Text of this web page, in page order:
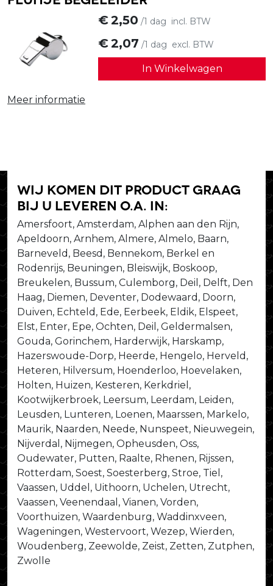
€2,50 /1 dag incl. BTW
€2,07 /1 dag excl. BTW
In Winkelwagen
Meer informatie
Wij komen dit product graag
bij u leveren o.a. in:
Amersfoort, Amsterdam, Alphen aan den Rijn,
Apeldoorn, Arnhem, Almere, Almelo, Baarn,
Barneveld, Beesd, Bennekom, Berkel en
Rodenrijs, Beuningen, Bleiswijk, Boskoop,
Breukelen, Bussum, Culemborg, Deil, Delft, Den
Haag, Diemen, Deventer, Dodewaard, Doorn,
Duiven, Echteld, Ede, Eerbeek, Eldik, Elspeet,
Elst, Enter, Epe, Ochten, Deil, Geldermalsen,
Gouda, Gorinchem, Harderwijk, Harskamp,
Hazerswoude-Dorp, Heerde, Hengelo, Herveld,
Heteren, Hilversum, Hoenderloo, Hoevelaken,
Holten, Huizen, Kesteren, Kerkdriel,
Kootwijkerbroek, Leersum, Leerdam, Leiden,
Leusden, Lunteren, Loenen, Maarssen, Markelo,
Maurik, Naarden, Neede, Nunspeet, Nieuwegein,
Nijverdal, Nijmegen, Opheusden, Oss,
Oudewater, Putten, Raalte, Rhenen, Rijssen,
Rotterdam, Soest, Soesterberg, Stroe, Tiel,
Vaassen, Uddel, Uithoorn, Uchelen, Utrecht,
Vaassen, Veenendaal, Vianen, Vorden,
Voorthuizen, Waardenburg, Waddinxveen,
Wageningen, Westervoort, Wezep, Wierden,
Woudenberg, Zeewolde, Zeist, Zetten, Zutphen,
Zwolle